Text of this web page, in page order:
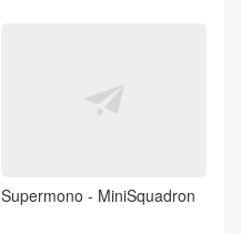
Supermono - MiniSquadron